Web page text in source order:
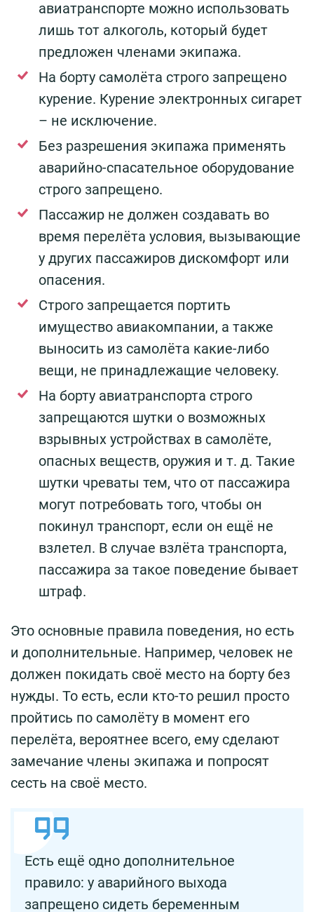
авиатранспорте можно использовать
лишь тот алкоголь, который будет
предложен членами экипажа.
На борту самолёта строго запрещено
курение. Курение электронных сигарет
– не исключение.
Без разрешения экипажа применять
аварийно-спасательное оборудование
строго запрещено.
Пассажир не должен создавать во
время перелёта условия, вызывающие
у других пассажиров дискомфорт или
опасения.
Строго запрещается портить
имущество авиакомпании, а также
выносить из самолёта какие-либо
вещи, не принадлежащие человеку.
На борту авиатранспорта строго
запрещаются шутки о возможных
взрывных устройствах в самолёте,
опасных веществ, оружия и т. д. Такие
шутки чреваты тем, что от пассажира
могут потребовать того, чтобы он
покинул транспорт, если он ещё не
взлетел. В случае взлёта транспорта,
пассажира за такое поведение бывает
штраф.
Это основные правила поведения, но есть
и дополнительные. Например, человек не
должен покидать своё место на борту без
нужды. То есть, если кто-то решил просто
пройтись по самолёту в момент его
перелёта, вероятнее всего, ему сделают
замечание члены экипажа и попросят
сесть на своё место.
Есть ещё одно дополнительное
правило: у аварийного выхода
запрещено сидеть беременным